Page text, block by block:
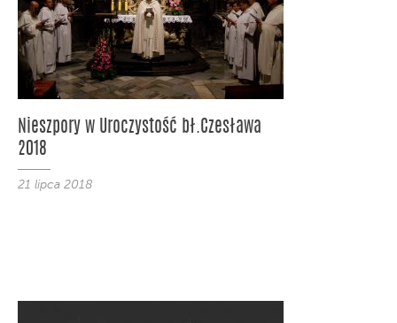
Nieszpory w Uroczystość bł.Czesława
2018
21 lipca 2018